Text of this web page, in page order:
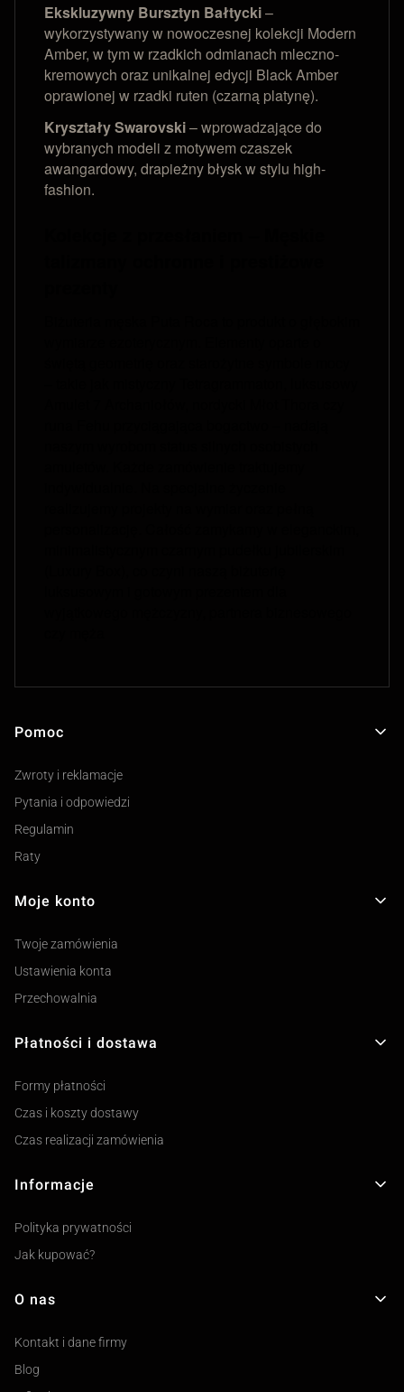
Ekskluzywny Bursztyn Bałtycki–
wykorzystywany w nowoczesnej kolekcji Modern
Amber, w tym w rzadkich odmianach mleczno-
kremowych oraz unikalnej edycji Black Amber
oprawionej w rzadki ruten (czarną platynę).
Kryształy Swarovski– wprowadzające do
wybranych modeli z motywem czaszek
awangardowy, drapieżny błysk w stylu high-
fashion.
Linki w stopce
Pomoc
Zwroty i reklamacje
Pytania i odpowiedzi
Regulamin
Raty
Moje konto
Twoje zamówienia
Ustawienia konta
Przechowalnia
Płatności i dostawa
Formy płatności
Czas i koszty dostawy
Czas realizacji zamówienia
Informacje
Polityka prywatności
Jak kupować?
O nas
Kontakt i dane firmy
Blog